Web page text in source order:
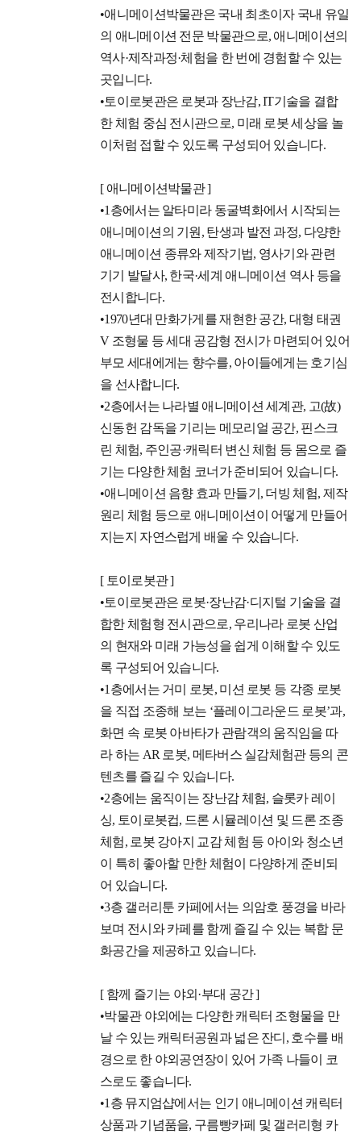
•애니메이션박물관은 국내 최초이자 국내 유일
의 애니메이션 전문 박물관으로, 애니메이션의
역사·제작과정·체험을 한 번에 경험할 수 있는
곳입니다.
•토이로봇관은 로봇과 장난감, IT기술을 결합
한 체험 중심 전시관으로, 미래 로봇 세상을 놀
이처럼 접할 수 있도록 구성되어 있습니다.
[ 애니메이션박물관 ]
•1층에서는 알타미라 동굴벽화에서 시작되는
애니메이션의 기원, 탄생과 발전 과정, 다양한
애니메이션 종류와 제작기법, 영사기와 관련
기기 발달사, 한국·세계 애니메이션 역사 등을
전시합니다.
•1970년대 만화가게를 재현한 공간, 대형 태권
V 조형물 등 세대 공감형 전시가 마련되어 있어
부모 세대에게는 향수를, 아이들에게는 호기심
을 선사합니다.
•2층에서는 나라별 애니메이션 세계관, 고(故)
신동헌 감독을 기리는 메모리얼 공간, 핀스크
린 체험, 주인공·캐릭터 변신 체험 등 몸으로 즐
기는 다양한 체험 코너가 준비되어 있습니다.
•애니메이션 음향 효과 만들기, 더빙 체험, 제작
원리 체험 등으로 애니메이션이 어떻게 만들어
지는지 자연스럽게 배울 수 있습니다.
[ 토이로봇관 ]
•토이로봇관은 로봇·장난감·디지털 기술을 결
합한 체험형 전시관으로, 우리나라 로봇 산업
의 현재와 미래 가능성을 쉽게 이해할 수 있도
록 구성되어 있습니다.
•1층에서는 거미 로봇, 미션 로봇 등 각종 로봇
을 직접 조종해 보는 ‘플레이그라운드 로봇’과,
화면 속 로봇 아바타가 관람객의 움직임을 따
라 하는 AR 로봇, 메타버스 실감체험관 등의 콘
텐츠를 즐길 수 있습니다.
•2층에는 움직이는 장난감 체험, 슬롯카 레이
싱, 토이로봇컵, 드론 시뮬레이션 및 드론 조종
체험, 로봇 강아지 교감 체험 등 아이와 청소년
이 특히 좋아할 만한 체험이 다양하게 준비되
어 있습니다.
•3층 갤러리툰 카페에서는 의암호 풍경을 바라
보며 전시와 카페를 함께 즐길 수 있는 복합 문
화공간을 제공하고 있습니다.
[ 함께 즐기는 야외·부대 공간 ]
•박물관 야외에는 다양한 캐릭터 조형물을 만
날 수 있는 캐릭터공원과 넓은 잔디, 호수를 배
경으로 한 야외공연장이 있어 가족 나들이 코
스로도 좋습니다.
•1층 뮤지엄샵에서는 인기 애니메이션 캐릭터
상품과 기념품을, 구름빵카페 및 갤러리형 카